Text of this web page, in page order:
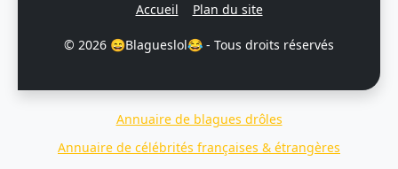
Accueil Plan du site
© 2026 😄Blagueslol😂 - Tous droits réservés
Annuaire de blagues drôles
Annuaire de célébrités françaises & étrangères